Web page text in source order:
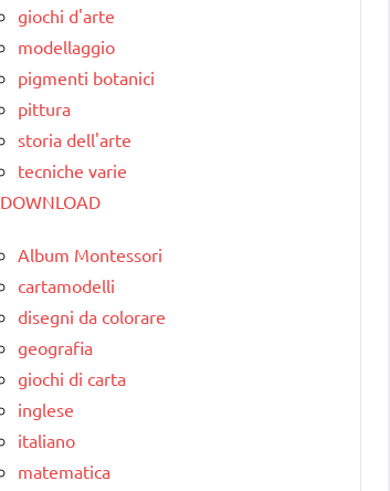
giochi d'arte
modellaggio
pigmenti botanici
pittura
storia dell'arte
tecniche varie
DOWNLOAD
Album Montessori
cartamodelli
disegni da colorare
geografia
giochi di carta
inglese
italiano
matematica